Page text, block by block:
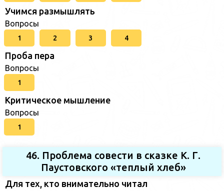
Учимся размышлять
Вопросы
1 2 3 4
Проба пера
Вопросы
1
Критическое мышление
Вопросы
1
46. Проблема совести в сказке К. Г.
Паустовского «теплый хлеб»
Для тех, кто внимательно читал